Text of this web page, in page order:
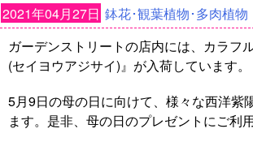
2021年04月27日 鉢花･観葉植物･多肉植物
ガーデンストリートの店内には、カラフ
(セイヨウアジサイ)』が入荷しています。
5月9日の母の日に向けて、様々な西洋紫
ます。是非、母の日のプレゼントにご利